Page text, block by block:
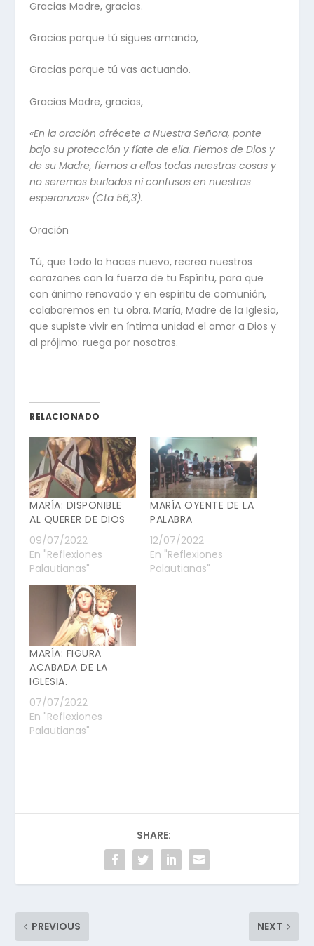
Gracias Madre, gracias.
Gracias porque tú sigues amando,
Gracias porque tú vas actuando.
Gracias Madre, gracias,
«En la oración ofrécete a Nuestra Señora, ponte
bajo su protección y fíate de ella. Fiemos de Dios y
de su Madre, fiemos a ellos todas nuestras cosas y
no seremos burlados ni confusos en nuestras
esperanzas» (Cta 56,3).
Oración
Tú, que todo lo haces nuevo, recrea nuestros
corazones con la fuerza de tu Espíritu, para que
con ánimo renovado y en espíritu de comunión,
colaboremos en tu obra. María, Madre de la Iglesia,
que supiste vivir en íntima unidad el amor a Dios y
al prójimo: ruega por nosotros.
RELACIONADO
MARÍA: DISPONIBLE
AL QUERER DE DIOS
09/07/2022
En "Reflexiones
Palautianas"
MARÍA OYENTE DE LA
PALABRA
12/07/2022
En "Reflexiones
Palautianas"
MARÍA: FIGURA
ACABADA DE LA
IGLESIA.
07/07/2022
En "Reflexiones
Palautianas"
SHARE:
PREVIOUS NEXT